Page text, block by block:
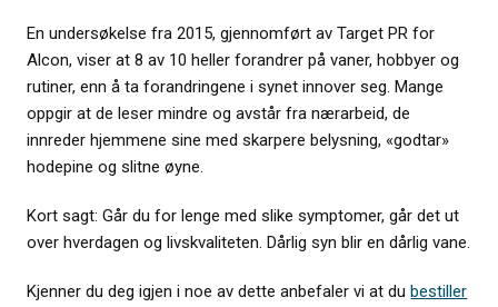
En undersøkelse fra 2015, gjennomført av Target PR for
Alcon, viser at 8 av 10 heller forandrer på vaner, hobbyer og
rutiner, enn å ta forandringene i synet innover seg. Mange
oppgir at de leser mindre og avstår fra nærarbeid, de
innreder hjemmene sine med skarpere belysning, «godtar»
hodepine og slitne øyne.
Kort sagt: Går du for lenge med slike symptomer, går det ut
over hverdagen og livskvaliteten. Dårlig syn blir en dårlig vane.
Kjenner du deg igjen i noe av dette anbefaler vi at dubestiller